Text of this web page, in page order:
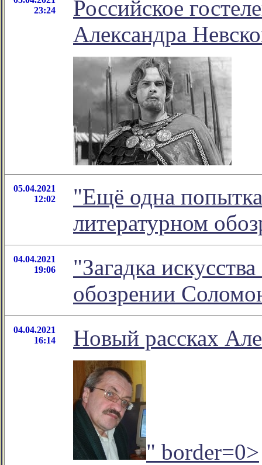
23:24
Российское
Александра
05.04.2021
12:02
"Ещё одна
литературном
04.04.2021
19:06
"Загадка
обозрении
04.04.2021
16:14
Новый рассках
" border=0>